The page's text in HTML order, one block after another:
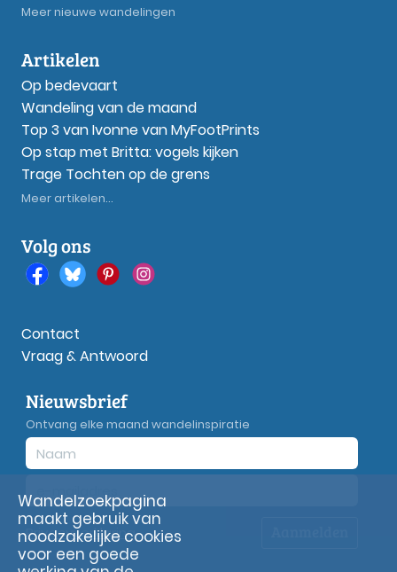
Meer nieuwe wandelingen
Artikelen
Op bedevaart
Wandeling van de maand
Top 3 van Ivonne van MyFootPrints
Op stap met Britta: vogels kijken
Trage Tochten op de grens
Meer artikelen...
Volg ons
Contact
Vraag & Antwoord
Nieuwsbrief
Ontvang elke maand wandelinspiratie
Privacyverklaring
Wandelzoekpagina
maakt gebruik van
noodzakelijke cookies
voor een goede